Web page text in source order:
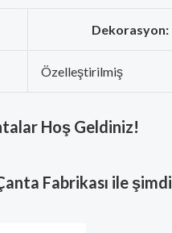
Dekorasyon:
Özelleştirilmiş
Hoş Geldiniz!
Fabrikası ile şimdi